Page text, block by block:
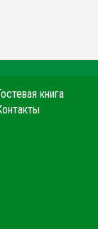
Гостевая книга
Контакты